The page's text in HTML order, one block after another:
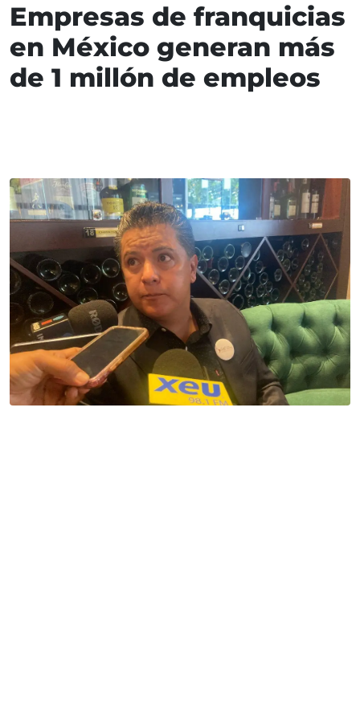
Empresas de franquicias
en México generan más
de 1 millón de empleos